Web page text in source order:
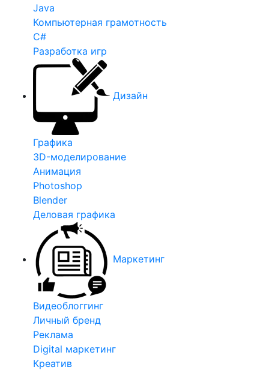
Java
Компьютерная грамотность
C#
Разработка игр
Дизайн
Графика
3D-моделирование
Анимация
Photoshop
Blender
Деловая графика
Маркетинг
Видеоблоггинг
Личный бренд
Реклама
Digital маркетинг
Креатив